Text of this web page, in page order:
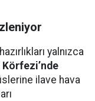
yalnızca
Körfezi’nde
ilave hava